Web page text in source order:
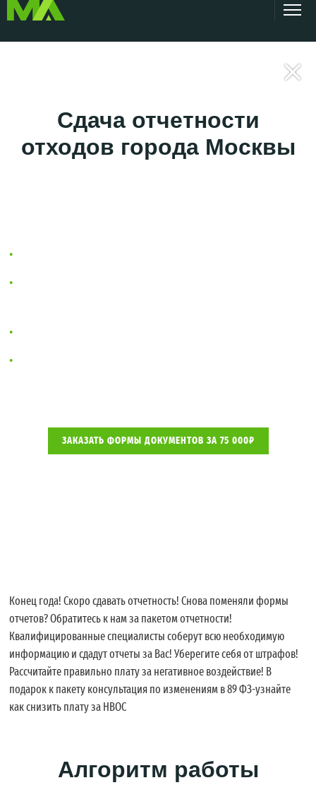
Сдача отчетности
отходов города Москвы
ЗАКАЗАТЬ ФОРМЫ ДОКУМЕНТОВ ЗА 75 000₽
Конец года! Скоро сдавать отчетность! Снова поменяли формы
отчетов? Обратитесь к нам за пакетом отчетности!
Квалифицированные специалисты соберут всю необходимую
информацию и сдадут отчеты за Вас! Уберегите себя от штрафов!
Рассчитайте правильно плату за негативное воздействие! В
подарок к пакету консультация по изменениям в 89 ФЗ-узнайте
как снизить плату за НВОС
Алгоритм работы